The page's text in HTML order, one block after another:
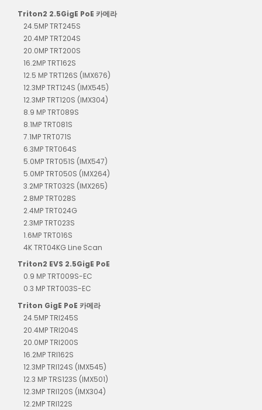
Triton2 2.5GigE PoE 카메라
24.5MP TRT245S
20.4MP TRT204S
20.0MP TRT200S
16.2MP TRT162S
12.5 MP TRT126S (IMX676)
12.3MP TRT124S (IMX545)
12.3MP TRT120S (IMX304)
8.9 MP TRT089S
8.1MP TRT081S
7.1MP TRT071S
6.3MP TRT064S
5.0MP TRT051S (IMX547)
5.0MP TRT050S (IMX264)
3.2MP TRT032S (IMX265)
2.8MP TRT028S
2.4MP TRT024G
2.3MP TRT023S
1.6MP TRT016S
4K TRT04KG Line Scan
Triton2 EVS 2.5GigE PoE
0.9 MP TRT009S-EC
0.3 MP TRT003S-EC
Triton GigE PoE 카메라
24.5MP TRI245S
20.4MP TRI204S
20.0MP TRI200S
16.2MP TRI162S
12.3MP TRI124S (IMX545)
12.3 MP TRS123S (IMX501)
12.3MP TRI120S (IMX304)
12.2MP TRI122S